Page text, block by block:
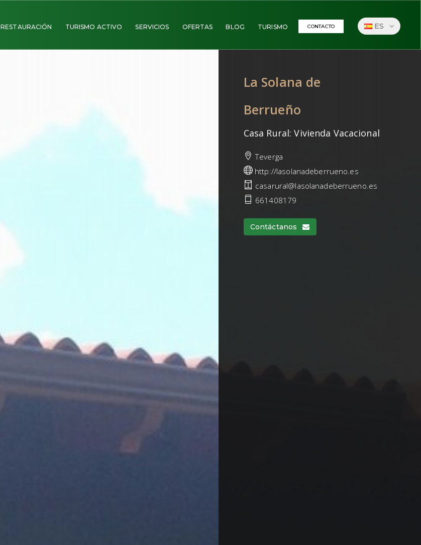
RESTAURACIÓN TURISMO ACTIVO SERVICIOS OFERTAS BLOG TURISMO CONTACTO ES
La Solana de
Berrueño
Casa Rural: Vivienda Vacacional
Teverga
http://lasolanadeberrueno.es
casarural@lasolanadeberrueno.es
661408179
Contáctanos